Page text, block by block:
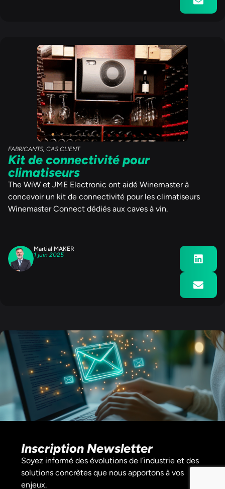
FABRICANTS CAS CLIENT
Kit de connectivité pour
climatiseurs
The WiW et JME Electronic ont aidé Winemaster à
concevoir un kit de connectivité pour les climatiseurs
Winemaster Connect dédiés aux caves à vin.
Martial MAKER
1 juin 2025
Inscription Newsletter
Soyez informé des évolutions de l’industrie et des
solutions concrètes que nous apportons à vos
enjeux.